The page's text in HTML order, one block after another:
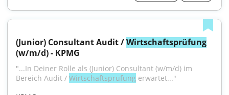
(Junior) Consultant Audit / Wirtschaftsprüfung
(w/m/d) - KPMG
"...In Deiner Rolle als (Junior) Consultant (w/m/d) im
Bereich Audit / Wirtschaftsprüfung erwartet..."